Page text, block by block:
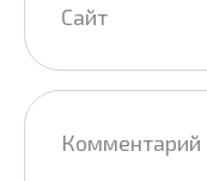
Комментарий